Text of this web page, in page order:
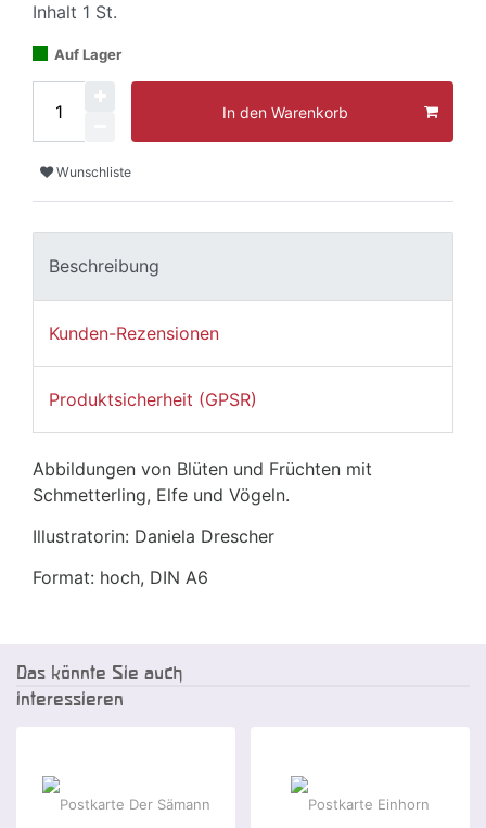
Inhalt 1 St.
Auf Lager
In den Warenkorb
Wunschliste
Beschreibung
Kunden-Rezensionen
Produktsicherheit (GPSR)
Abbildungen von Blüten und Früchten mit
Schmetterling, Elfe und Vögeln.
Illustratorin: Daniela Drescher
Format: hoch, DIN A6
Das könnte Sie auch
interessieren